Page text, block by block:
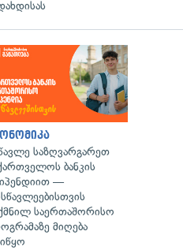
საზღვარგარეთ
ბანკის
—
საერთაშორისო
მიღება